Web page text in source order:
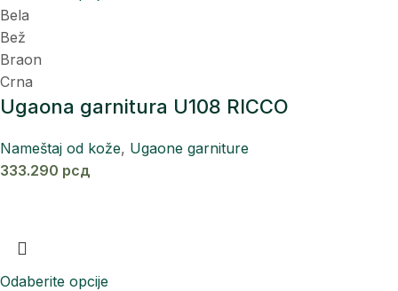
Bela
Bež
Braon
Crna
Ugaona garnitura U108 RICCO
Nameštaj od kože, Ugaone garniture
333.290 рсд
Odaberite opcije